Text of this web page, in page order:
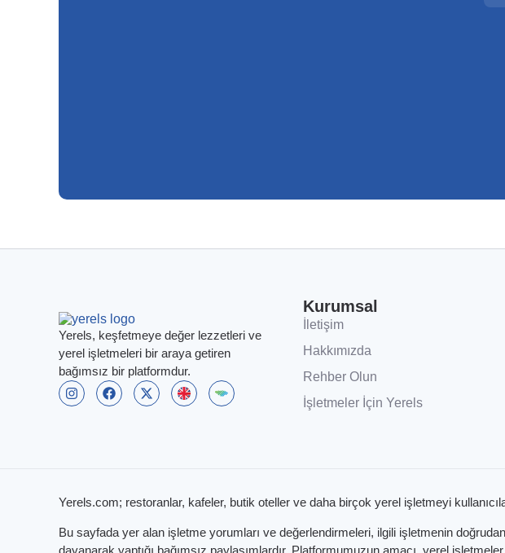
Yerels, keşfetmeye değer lezzetleri ve
yerel işletmeleri bir araya getiren
bağımsız bir platformdur.
Kurumsal
İletişim
Hakkımızda
Rehber Olun
İşletmeler İçin Yerels
Yerels.com; restoranlar, kafeler, butik oteller ve daha birçok yerel işletmeyi
Bu sayfada yer alan işletme yorumları ve değerlendirmeleri, ilgili işletmenin